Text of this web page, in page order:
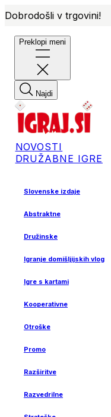
Dobrodošli v trgovini!
Preklopi meni
Najdi
NOVOSTI
DRUŽABNE IGRE
Slovenske izdaje
Abstraktne
Družinske
Igranje domišljijskih vlog
Igre s kartami
Kooperativne
Otroške
Promo
Razširitve
Razvedrilne